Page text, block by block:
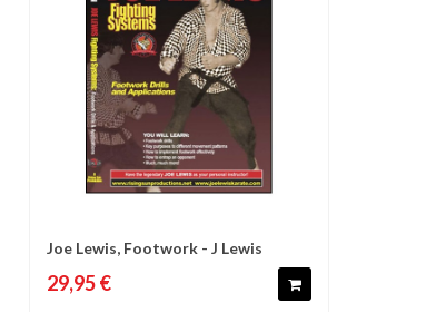
Comparer Liste d'envies
Joe Lewis, Footwork - J Lewis
29,95 €